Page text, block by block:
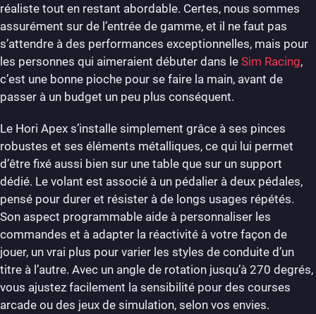
réaliste tout en restant abordable. Certes, nous sommes
assurément sur de l’entrée de gamme, et il ne faut pas
s’attendre à des performances exceptionnelles, mais pour
les personnes qui aimeraient débuter dans le Sim Racing,
c’est une bonne pioche pour se faire la main, avant de
passer à un budget un peu plus conséquent.
Le Hori Apex s’installe simplement grâce à ses pinces
robustes et ses éléments métalliques, ce qui lui permet
d’être fixé aussi bien sur une table que sur un support
dédié. Le volant est associé à un pédalier à deux pédales,
pensé pour durer et résister à de longs usages répétés.
Son aspect programmable aide à personnaliser les
commandes et à adapter la réactivité à votre façon de
jouer, un vrai plus pour varier les styles de conduite d’un
titre à l’autre. Avec un angle de rotation jusqu’à 270 degrés,
vous ajustez facilement la sensibilité pour des courses
arcade ou des jeux de simulation, selon vos envies.